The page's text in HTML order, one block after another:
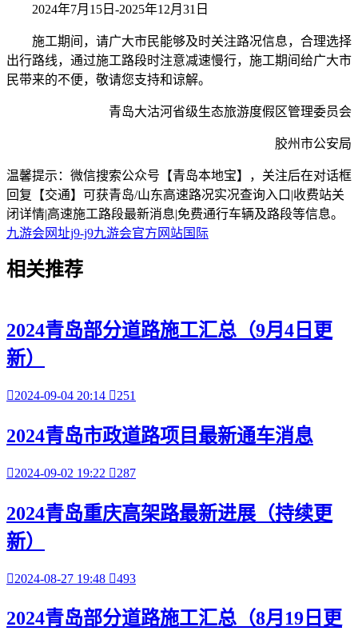
2024年7月15日-2025年12月31日
施工期间，请广大市民能够及时关注路况信息，合理选择
出行路线，通过施工路段时注意减速慢行，施工期间给广大市
民带来的不便，敬请您支持和谅解。
青岛大沽河省级生态旅游度假区管理委员会
胶州市公安局
温馨提示：微信搜索公众号【青岛本地宝】，关注后在对话框
回复【交通】可获青岛/山东高速路况实况查询入口|收费站关
闭详情|高速施工路段最新消息|免费通行车辆及路段等信息。
九游会网址j9-j9九游会官方网站国际
相关推荐
2024青岛部分道路施工汇总（9月4日更
新）
2024-09-04 20:14 251
2024青岛市政道路项目最新通车消息
2024-09-02 19:22 287
2024青岛重庆高架路最新进展（持续更
新）
2024-08-27 19:48 493
2024青岛部分道路施工汇总（8月19日更